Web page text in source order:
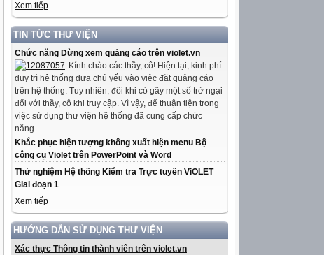
Xem tiếp
TIN TỨC THƯ VIỆN
Chức năng Dừng xem quảng cáo trên violet.vn
Kính chào các thầy, cô! Hiện tại, kinh phí
duy trì hệ thống dựa chủ yếu vào việc đặt quảng cáo
trên hệ thống. Tuy nhiên, đôi khi có gây một số trở ngại
đối với thầy, cô khi truy cập. Vì vậy, để thuận tiện trong
việc sử dụng thư viện hệ thống đã cung cấp chức
năng...
Khắc phục hiện tượng không xuất hiện menu Bộ
công cụ Violet trên PowerPoint và Word
Thử nghiệm Hệ thống Kiểm tra Trực tuyến ViOLET
Giai đoạn 1
Xem tiếp
HƯỚNG DẪN SỬ DỤNG THƯ VIỆN
Xác thực Thông tin thành viên trên violet.vn